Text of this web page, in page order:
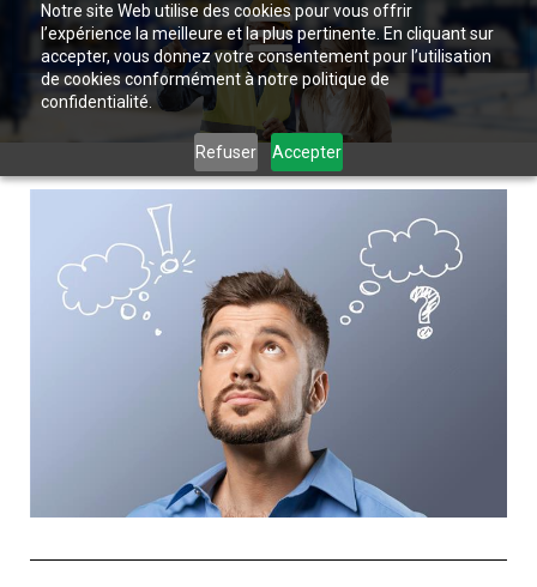
Notre site Web utilise des cookies pour vous offrir
l’expérience la meilleure et la plus pertinente. En cliquant sur
accepter, vous donnez votre consentement pour l’utilisation
de cookies conformément à notre politique de
confidentialité.
Refuser Accepter